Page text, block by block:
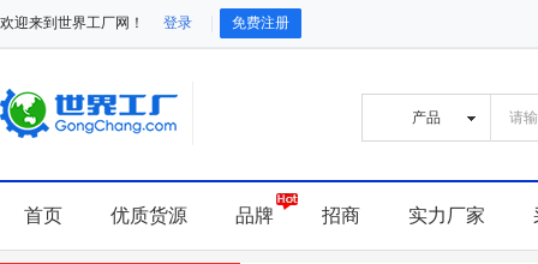
欢迎来到世界工厂网！ 登录 免费注册
首页 优质货源 品牌 招商 实力厂家